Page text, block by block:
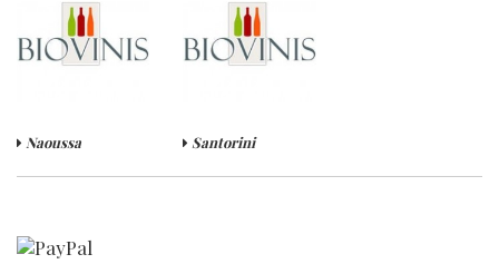
Naoussa Santorini